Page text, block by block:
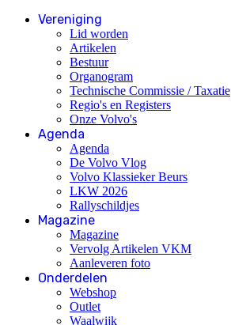
Vereniging
Lid worden
Artikelen
Bestuur
Organogram
Technische Commissie / Taxatie
Regio's en Registers
Onze Volvo's
Agenda
Agenda
De Volvo Vlog
Volvo Klassieker Beurs
LKW 2026
Rallyschildjes
Magazine
Magazine
Vervolg Artikelen VKM
Aanleveren foto
Onderdelen
Webshop
Outlet
Waalwijk